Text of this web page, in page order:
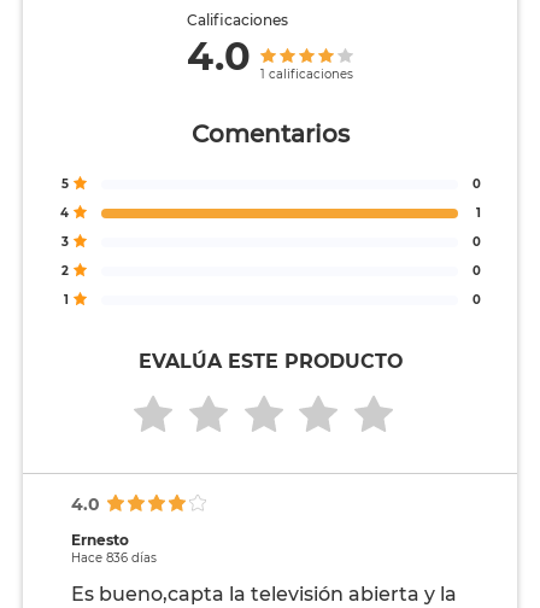
Comentarios
5
0
4
1
3
0
2
0
1
0
Calificaciones
4.0 1 calificaciones
EVALÚA ESTE PRODUCTO
4.0
Ernesto
Hace 836 días
Es bueno,capta la televisión abierta y la